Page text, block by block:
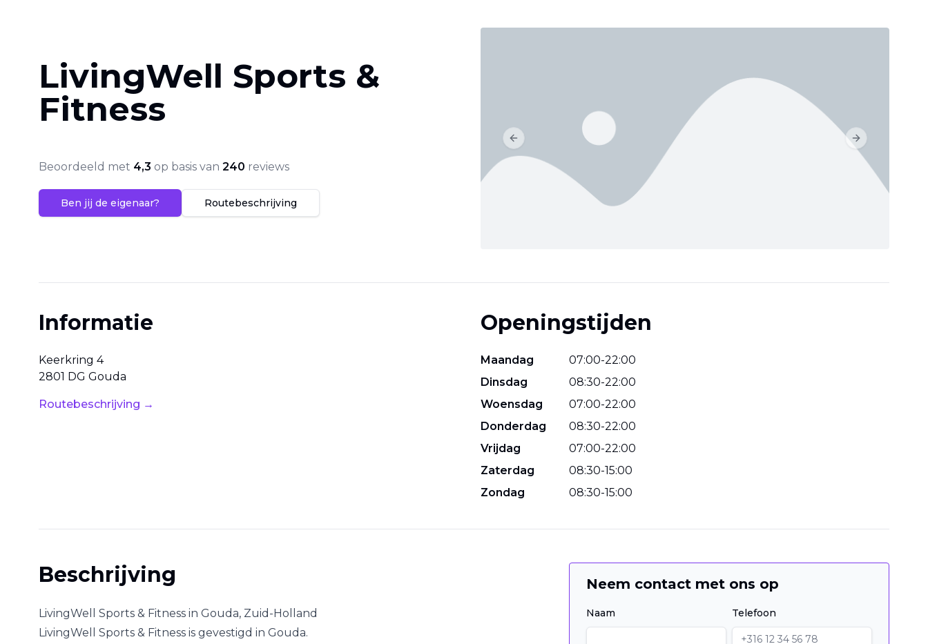
LivingWell Sports &
Fitness
Beoordeeld met 4,3 op basis van 240 reviews
Ben jij de eigenaar? Routebeschrijving
Previous slide Next slide
Informatie
Keerkring 4
2801 DG Gouda
Routebeschrijving →
Openingstijden
Maandag 07:00-22:00
Dinsdag
08:30-22:00
Woensdag
07:00-22:00
Donderdag
08:30-22:00
Vrijdag
07:00-22:00
Zaterdag
08:30-15:00
Zondag
08:30-15:00
Beschrijving
LivingWell Sports & Fitness in Gouda, Zuid-Holland
LivingWell Sports & Fitness is gevestigd in Gouda.
Neem contact met ons op
Naam Telefoon